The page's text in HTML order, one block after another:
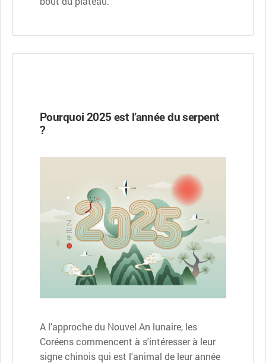
Pourquoi 2025 est l’année du serpent
?
A l'approche du Nouvel An lunaire, les
Coréens commencent à s'intéresser à leur
signe chinois qui est l'animal de leur année